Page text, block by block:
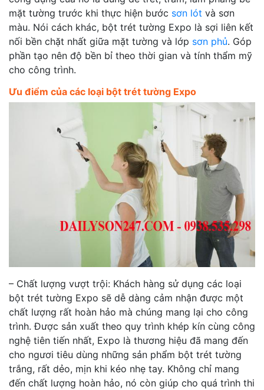
mặt tường trước khi thực hiện bước sơn lót và sơn
màu. Nói cách khác, bột trét tường Expo là sợi liên kết
nối bền chặt nhất giữa mặt tường và lớp sơn phủ. Góp
phần tạo nên độ bền bỉ theo thời gian và tính thẩm mỹ
cho công trình.
Ưu điểm của các loại bột trét tường Expo
– Chất lượng vượt trội: Khách hàng sử dụng các loại
bột trét tường Expo sẽ dễ dàng cảm nhận được một
chất lượng rất hoàn hảo mà chúng mang lại cho công
trình. Được sản xuất theo quy trình khép kín cùng công
nghệ tiên tiến nhất, Expo là thương hiệu đã mang đến
cho ngươi tiêu dùng những sản phẩm bột trét tường
trắng, rất dẻo, mịn khi kéo nhẹ tay. Không chỉ mang
đến chất lượng hoàn hảo, nó còn giúp cho quá trình thi